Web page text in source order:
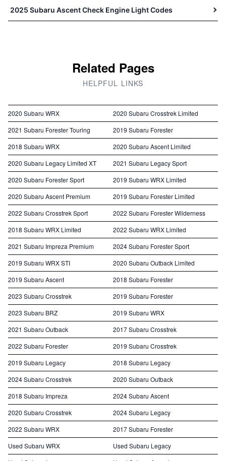
2025 Subaru Ascent Check Engine Light Codes
Related Pages
HELPFUL LINKS
2020 Subaru WRX
2020 Subaru Crosstrek Limited
2021 Subaru Forester Touring
2019 Subaru Forester
2018 Subaru WRX
2020 Subaru Ascent Limited
2020 Subaru Legacy Limited XT
2021 Subaru Legacy Sport
2020 Subaru Forester Sport
2019 Subaru WRX Limited
2020 Subaru Ascent Premium
2019 Subaru Forester Limited
2022 Subaru Crosstrek Sport
2022 Subaru Forester Wilderness
2018 Subaru WRX Limited
2022 Subaru WRX Limited
2021 Subaru Impreza Premium
2024 Subaru Forester Sport
2019 Subaru WRX STI
2020 Subaru Outback Limited
2019 Subaru Ascent
2018 Subaru Forester
2023 Subaru Crosstrek
2019 Subaru Forester
2023 Subaru BRZ
2019 Subaru WRX
2021 Subaru Outback
2017 Subaru Crosstrek
2022 Subaru Forester
2019 Subaru Crosstrek
2019 Subaru Legacy
2018 Subaru Legacy
2024 Subaru Crosstrek
2020 Subaru Outback
2018 Subaru Impreza
2024 Subaru Ascent
2020 Subaru Crosstrek
2024 Subaru Legacy
2022 Subaru WRX
2017 Subaru Forester
Used Subaru WRX
Used Subaru Legacy